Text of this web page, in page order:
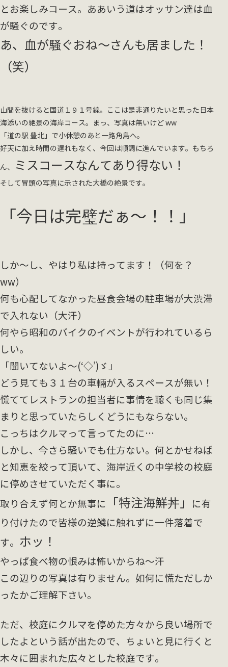
とお楽しみコース。ああいう道はオッサン達は血
が騒ぐのです。
あ、血が騒ぐおね～さんも居ました！
（笑）
山間を抜けると国道１９１号線。ここは是非通りたいと思った日本
海添いの絶景の海岸コース。まっ、写真は無いけど ww
「道の駅 豊北」で小休憩のあと一路角島へ。
好天に加え時間の遅れもなく、今回は順調に進んでいます。もちろ
ん、 ミスコースなんてあり得ない！
そして冒頭の写真に示された大橋の絶景です。
「今日は完璧だぁ～！！」
しか～し、やはり私は持ってます！（何を？
ww）
何も心配してなかった昼食会場の駐車場が大渋滞
で入れない（大汗）
何やら昭和のバイクのイベントが行われているら
しい。
「聞いてないよ～(‘◇’)ゞ」
どう見ても３１台の車輛が入るスペースが無い！
慌ててレストランの担当者に事情を聴くも同じ集
まりと思っていたらしくどうにもならない。
こっちはクルマって言ってたのに…
しかし、今さら騒いでも仕方ない。何とかせねば
と知恵を絞って頂いて、海岸近くの中学校の校庭
に停めさせていただく事に。
取り合えず何とか無事に
「特注海鮮丼」
に有
り付けたので皆様の逆鱗に触れずに一件落着で
す。 ホッ！
やっぱ食べ物の恨みは怖いからね～汗
この辺りの写真は有りません。如何に慌ただしか
ったかご理解下さい。
ただ、校庭にクルマを停めた方々から良い場所で
したよという話が出たので、ちょいと見に行くと
木々に囲まれた広々とした校庭です。